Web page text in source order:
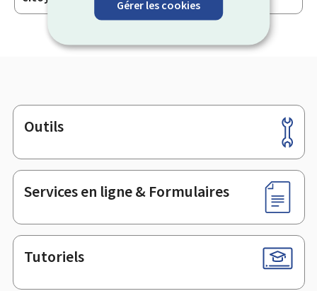
Gérer les cookies
Pied
de
page
Outils
Services en ligne & Formulaires
Tutoriels